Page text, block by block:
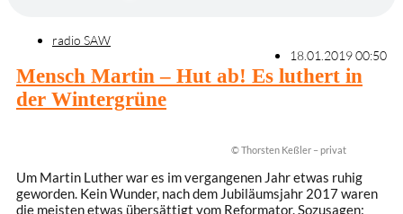
radio SAW
18.01.2019 00:50
Mensch Martin – Hut ab! Es luthert in
der Wintergrüne
© Thorsten Keßler – privat
Um Martin Luther war es im vergangenen Jahr etwas ruhig
geworden. Kein Wunder, nach dem Jubiläumsjahr 2017 waren
die meisten etwas übersättigt vom Reformator. Sozusagen: